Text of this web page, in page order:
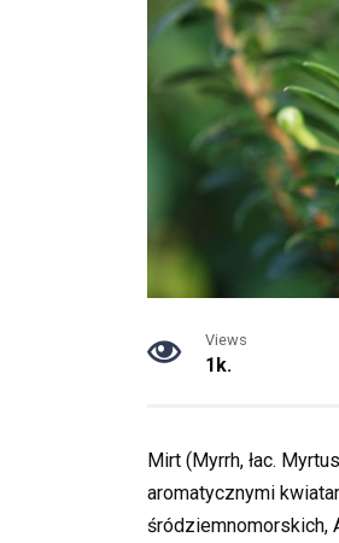
Views
1k.
Mirt (Myrrh, łac.
aromatycznymi
śródziemnomorskich,